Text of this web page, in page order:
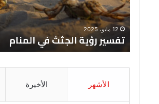
12 مايو، 2025
تفسير رؤية الجثث في المنام
الأشهر الأخيرة